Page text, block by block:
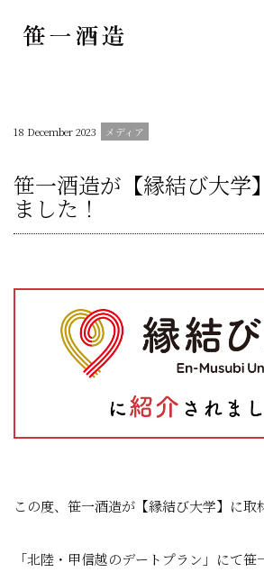
18 December 2023
笹一酒造が【縁結び大学
ました！
この度、笹一酒造が【縁結び大学】に取
「北陸・甲信越のデートプラン」にて